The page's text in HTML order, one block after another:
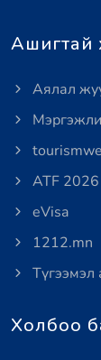
Ашигтай
Аялал
ATF 2026
eVisa
1212.mn
Түгээмэл
Холбоо